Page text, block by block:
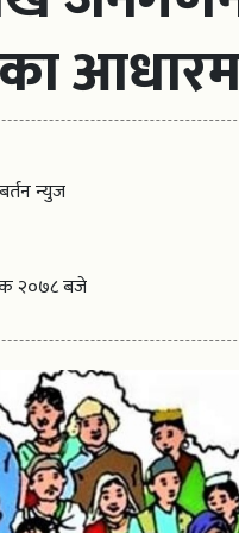
न्युज
२०७८ बजे